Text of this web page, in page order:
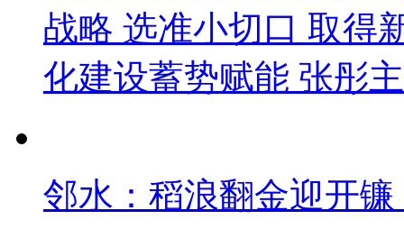
战略 选准小切口 取得
化建设蓄势赋能 张彤
邻水：稻浪翻金迎开